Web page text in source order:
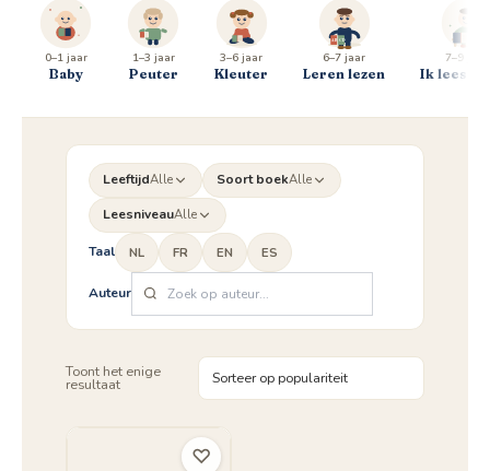
0–1 jaar
Baby
1–3 jaar
Peuter
3–6 jaar
Kleuter
6–7 jaar
Leren lezen
7–9 jaar
Ik lees al
LeeftijdAlle Soort boekAlle
LeesniveauAlle
Taal NL FR EN ES
Auteur
Toont het enige
resultaat
♡